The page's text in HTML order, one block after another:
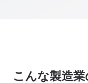
こんな製造